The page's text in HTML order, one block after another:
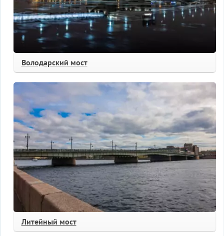
Володарский мост
Литейный мост